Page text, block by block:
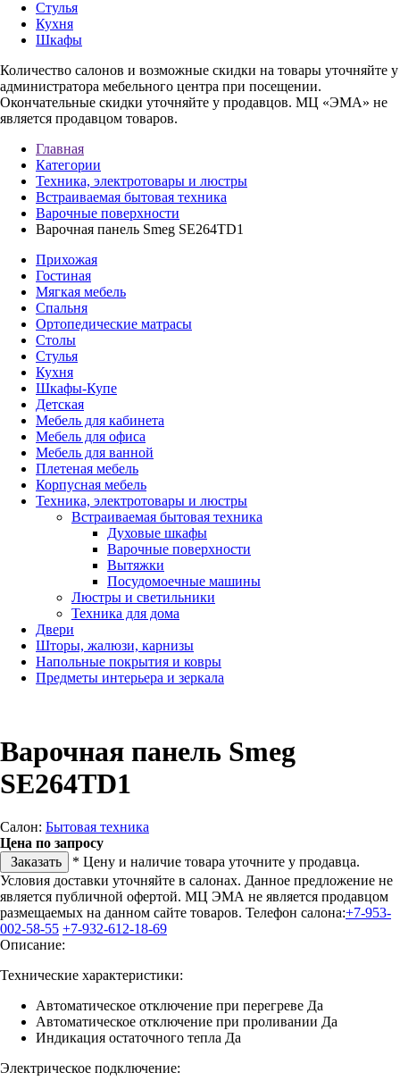
Стулья
Кухня
Шкафы
Количество салонов и возможные скидки на товары уточняйте у
администратора мебельного центра при посещении.
Окончательные скидки уточняйте у продавцов. МЦ «ЭМА» не
является продавцом товаров.
Главная
Категории
Техника, электротовары и люстры
Встраиваемая бытовая техника
Варочные поверхности
Варочная панель Smeg SE264TD1
Прихожая
Гостиная
Мягкая мебель
Спальня
Ортопедические матрасы
Столы
Стулья
Кухня
Шкафы-Купе
Детская
Мебель для кабинета
Мебель для офиса
Мебель для ванной
Плетеная мебель
Корпусная мебель
Техника, электротовары и люстры
Встраиваемая бытовая техника
Духовые шкафы
Варочные поверхности
Вытяжки
Посудомоечные машины
Люстры и светильники
Техника для дома
Двери
Шторы, жалюзи, карнизы
Напольные покрытия и ковры
Предметы интерьера и зеркала
Варочная панель Smeg
SE264TD1
Салон: Бытовая техника
Цена по запросу
Заказать
* Цену и наличие товара уточните у продавца.
Условия доставки уточняйте в салонах. Данное предложение не
является публичной офертой. МЦ ЭМА не является продавцом
размещаемых на данном сайте товаров. Телефон салона:+7-953-
002-58-55 +7-932-612-18-69
Описание:
Технические характеристики:
Автоматическое отключение при перегреве Да
Автоматическое отключение при проливании Да
Индикация остаточного тепла Да
Электрическое подключение: